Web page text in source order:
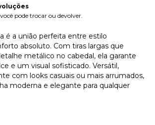
pode trocar ou devolver.
é a união perfeita entre estilo
absoluto. Com tiras largas que
metálico no cabedal, ela garante
e um visual sofisticado. Versátil,
com looks casuais ou mais arrumados,
moderna e elegante para qualquer